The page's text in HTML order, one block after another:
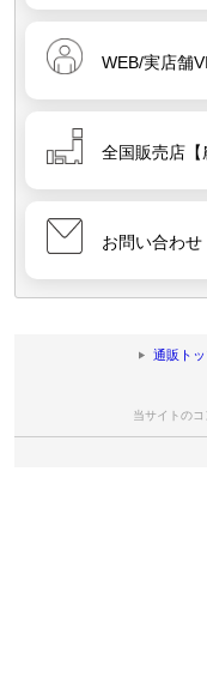
WEB/実店舗
全国販売店【
お問い合わせ
通販ト
当サイトの